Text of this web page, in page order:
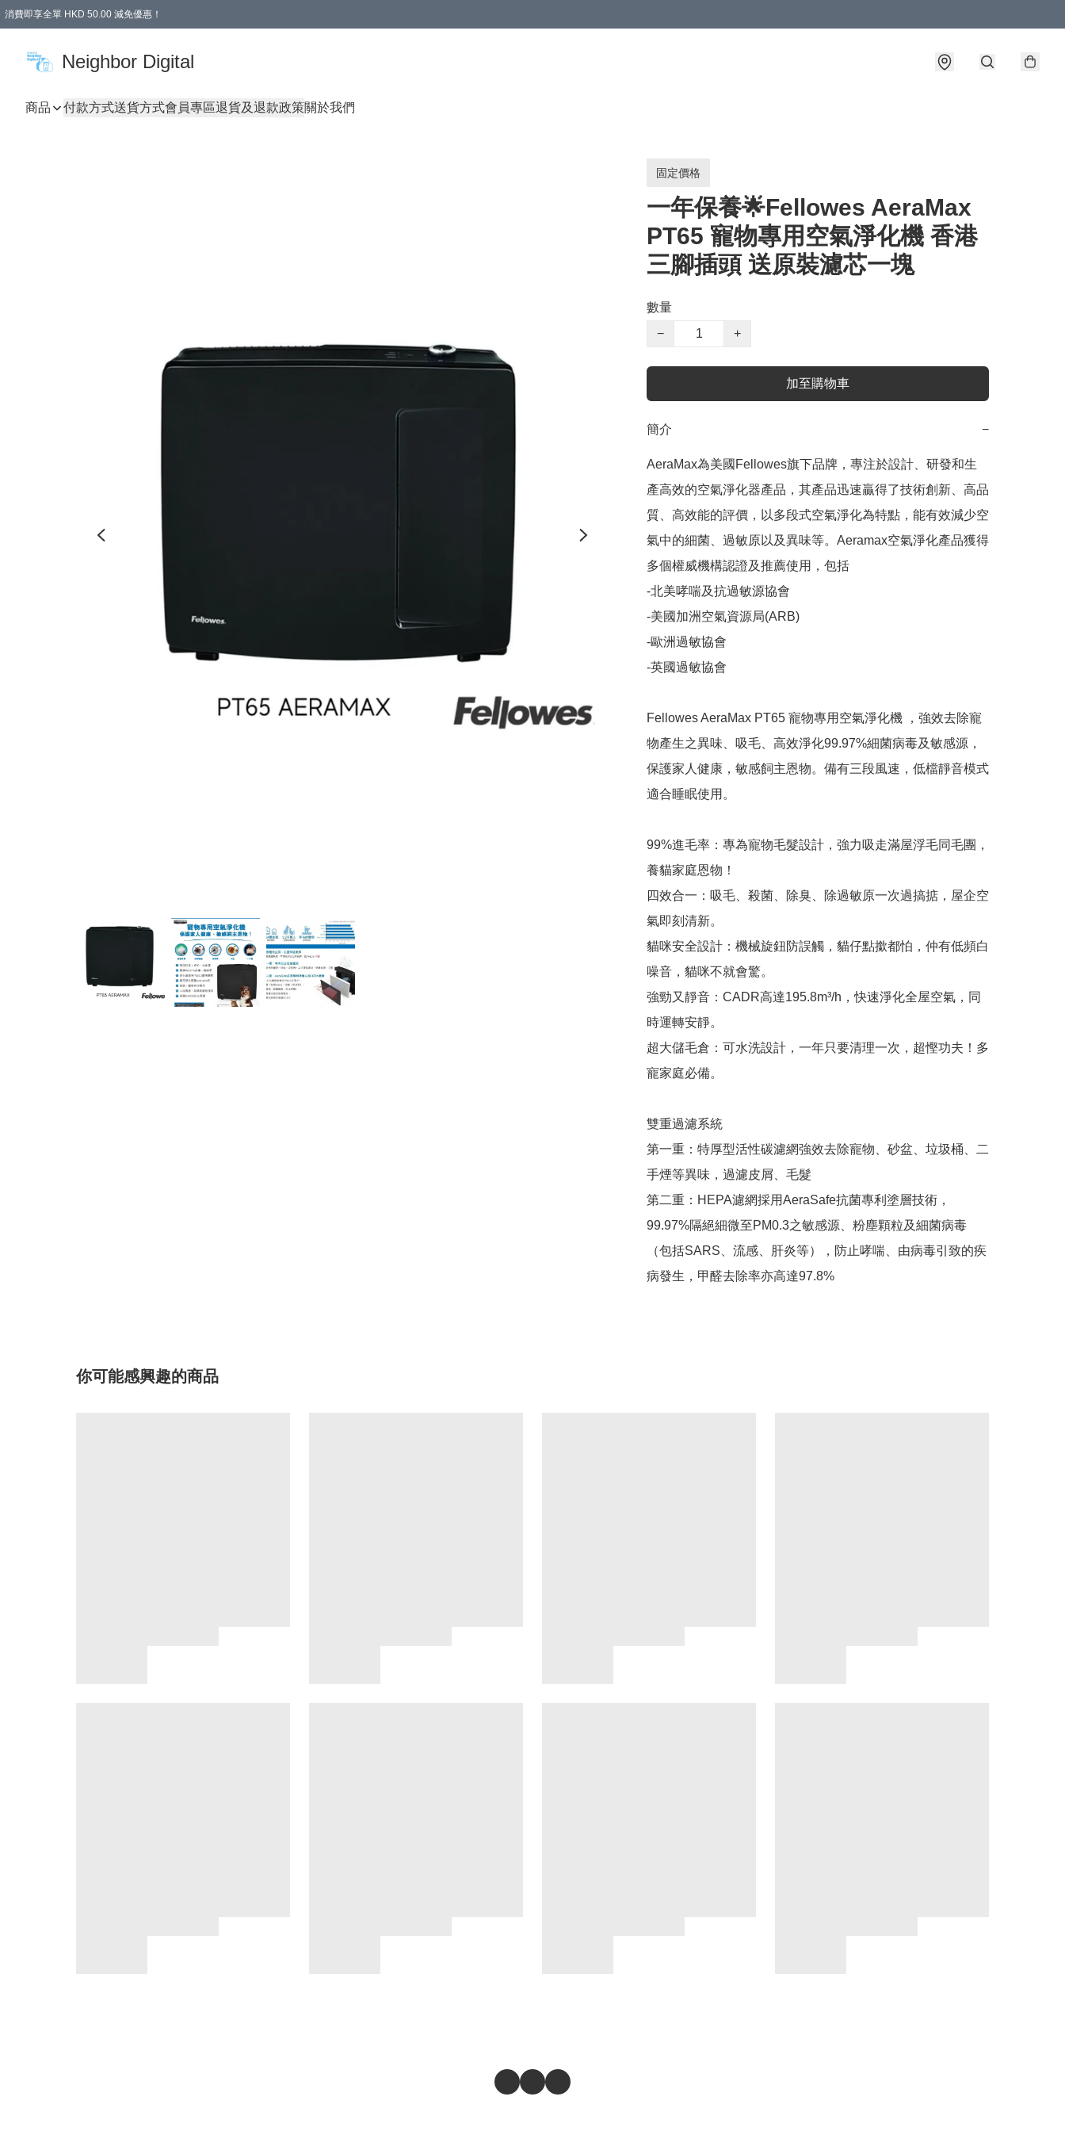
消費即享全單 HKD 50.00 減免優惠！
Neighbor Digital
商品 付款方式送貨方式會員專區退貨及退款政策關於我們
固定價格
一年保養🌟Fellowes AeraMax
PT65 寵物專用空氣淨化機 香港
三腳插頭 送原裝濾芯一塊
數量
−
+
加至購物車
簡介 −
AeraMax為美國Fellowes旗下品牌，專注於設計、研發和生
產高效的空氣淨化器產品，其產品迅速贏得了技術創新、高品
質、高效能的評價，以多段式空氣淨化為特點，能有效減少空
氣中的細菌、過敏原以及異味等。Aeramax空氣淨化產品獲得
多個權威機構認證及推薦使用，包括
-北美哮喘及抗過敏源協會
-美國加洲空氣資源局(ARB)
-歐洲過敏協會
-英國過敏協會
Fellowes AeraMax PT65 寵物專用空氣淨化機 ，強效去除寵
物產生之異味、吸毛、高效淨化99.97%細菌病毒及敏感源，
保護家人健康，敏感飼主恩物。備有三段風速，低檔靜音模式
適合睡眠使用。
99%進毛率：專為寵物毛髮設計，強力吸走滿屋浮毛同毛團，
養貓家庭恩物！
四效合一：吸毛、殺菌、除臭、除過敏原一次過搞掂，屋企空
氣即刻清新。
貓咪安全設計：機械旋鈕防誤觸，貓仔點撳都怕，仲有低頻白
噪音，貓咪不就會驚。
強勁又靜音：CADR高達195.8m³/h，快速淨化全屋空氣，同
時運轉安靜。
超大儲毛倉：可水洗設計，一年只要清理一次，超慳功夫！多
寵家庭必備。
雙重過濾系統
第一重：特厚型活性碳濾網強效去除寵物、砂盆、垃圾桶、二
手煙等異味，過濾皮屑、毛髮
第二重：HEPA濾網採用AeraSafe抗菌專利塗層技術，
99.97%隔絕細微至PM0.3之敏感源、粉塵顆粒及細菌病毒
（包括SARS、流感、肝炎等），防止哮喘、由病毒引致的疾
你可能感興趣的商品